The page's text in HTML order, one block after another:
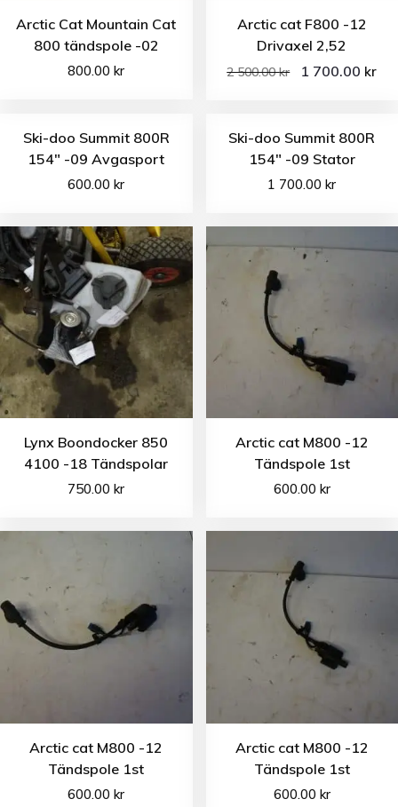
Arctic Cat Mountain Cat
800 tändspole -02
800.00kr
Arctic cat F800 -12
Drivaxel 2,52
2 500.00kr 1 700.00 kr
Ski-doo Summit 800R
154″ -09 Avgasport
600.00kr
Ski-doo Summit 800R
154″ -09 Stator
1 700.00kr
Lynx Boondocker 850
4100 -18 Tändspolar
750.00kr
Arctic cat M800 -12
Tändspole 1st
600.00 kr
Arctic cat M800 -12
Tändspole 1st
600.00kr
Arctic cat M800 -12
Tändspole 1st
600.00 kr